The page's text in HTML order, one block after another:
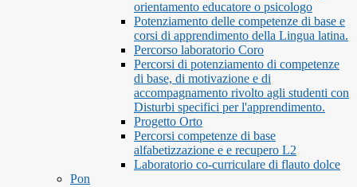
orientamento educatore o psicologo
Potenziamento delle competenze di base e
corsi di apprendimento della Lingua latina.
Percorso laboratorio Coro
Percorsi di potenziamento di competenze
di base, di motivazione e di
accompagnamento rivolto agli studenti con
Disturbi specifici per l'apprendimento.
Progetto Orto
Percorsi competenze di base
alfabetizzazione e e recupero L2
Laboratorio co-curriculare di flauto dolce
Pon